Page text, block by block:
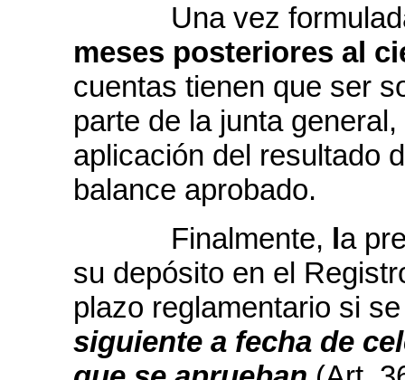
Una vez
meses posteriores al
cuentas tienen que ser
parte de la junta
aplicación del resultado
balance aprobado.
Finalmente, la
su depósito en el
plazo reglamentario si
siguiente a fecha de